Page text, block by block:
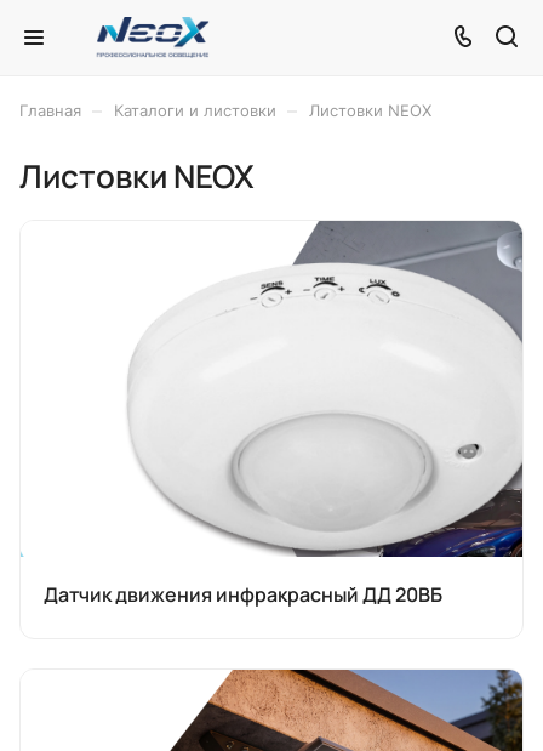
Главная Каталоги и листовки Листовки NEOX
Листовки NEOX
Датчик движения инфракрасный ДД 20ВБ